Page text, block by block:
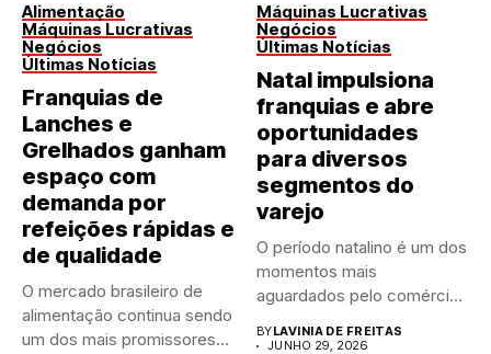
Alimentação
Máquinas Lucrativas
Negócios
Últimas Notícias
Franquias de
Lanches e
Grelhados ganham
espaço com
demanda por
refeições rápidas e
de qualidade
O mercado brasileiro de
alimentação continua sendo
um dos mais promissores
Máquinas Lucrativas
Negócios
Últimas Notícias
Natal impulsiona
franquias e abre
oportunidades
para diversos
segmentos do
varejo
O período natalino é um dos
momentos mais
aguardados pelo comércio
BYLAVINIA DE FREITAS
JUNHO 29, 2026